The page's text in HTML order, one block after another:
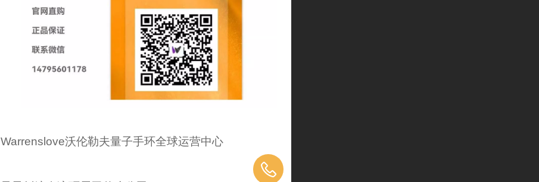
Warrenslove沃伦勒夫量子手环全球运营中心